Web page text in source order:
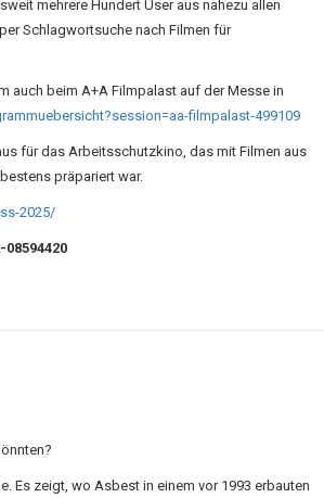
mehrere Hundert User aus nahezu allen
Schlagwortsuche nach Filmen für
auch beim A+A Filmpalast auf der Messe in
filmpalast-499109
für das Arbeitsschutzkino, das mit Filmen aus
bestens präpariert war.
2025/
08594420
Es zeigt, wo Asbest in einem vor 1993 erbauten